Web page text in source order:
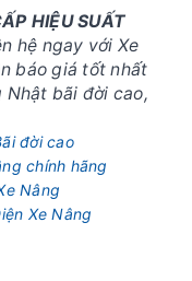
HIỆU SUẤT
hệ ngay với Xe
báo giá tốt nhất
Nhật bãi đời cao,
đời cao
chính hãng
Nâng
Xe Nâng